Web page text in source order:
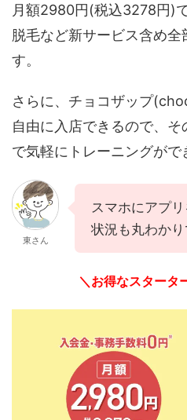
月額2980円(税込3278円)
脱毛など新サービス含め全
す。
さらに、チョコザップ
自由に入店できるので、
で気軽にトレーニングがで
東さん
スマホにアプ
状況も丸わかり
＼お得なスタータ